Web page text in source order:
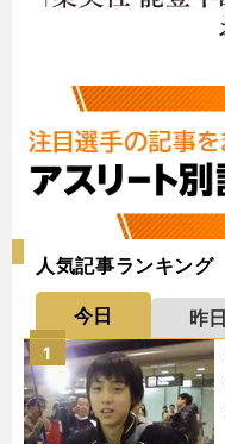
人気記事ランキング
今日 昨日
1